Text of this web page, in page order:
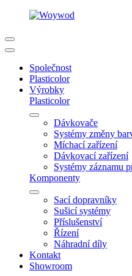
Společnost
Plasticolor
Výrobky
Plasticolor
Dávkovače
Systémy změny
Míchací zařízení
Dávkovací zařízení
Systémy záznamu
Komponenty
Sací dopravníky
Sušicí systémy
Příslušenství
Řízení
Náhradní díly
Kontakt
Showroom